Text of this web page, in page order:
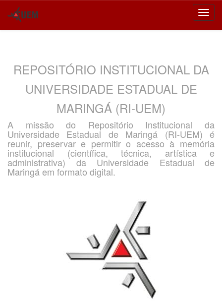
REPOSITÓRIO INSTITUCIONAL DA
UNIVERSIDADE ESTADUAL DE
MARINGÁ (RI-UEM)
A missão do Repositório Institucional da
Universidade Estadual de Maringá (RI-UEM) é
reunir, preservar e permitir o acesso à memória
institucional (científica, técnica, artística e
administrativa) da Universidade Estadual de
Maringá em formato digital.